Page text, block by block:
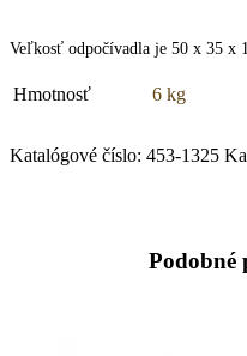
Veľkosť odpočívadla je 50 x 35 x
Hmotnosť 6 kg
Katalógové číslo: 453-1325